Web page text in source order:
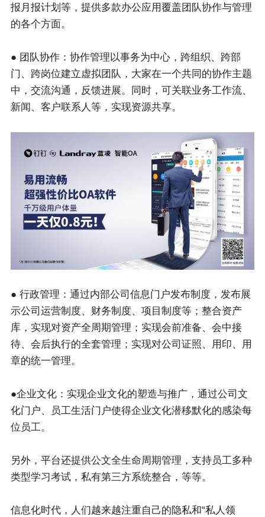
报月报计划等，提供多款办公应用覆盖团队协作与管理
的各个方面。
● 团队协作：协作管理以事务为中心，跨组织、跨部
门、跨岗位建立虚拟团队，大家在一个共同的协作主题
中，交流沟通，反馈进展。同时，可关联业务工作流、
新闻、客户联系人等，实现资源共享。
● 行政管理：通过内部公司信息门户发布制度，发布展
示公司运营制度、财务制度、项目制度等；整合资产
库，实现对资产全周期管理；实现会前准备、会中接
待、会后执行的全套管理；实现对公司证照、用印、用
章的统一管理。
●企业文化：实现企业文化的塑造与推广，通过公司文
化门户、员工生活门户使得企业文化潜移默化的感染每
位员工。
另外，平台还提供公文全生命周期管理，支持员工多种
类型学习考试，私有第三方系统整合，等等。
信息化时代，人们越来越注重自己的隐私和“私人领